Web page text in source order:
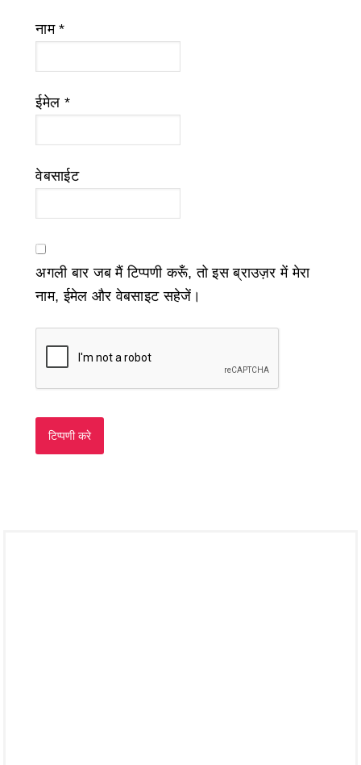
नाम*
ईमेल *
वेबसाईट
अगली बार जब मैं टिप्पणी करूँ, तो इस ब्राउज़र में मेरा
नाम, ईमेल और वेबसाइट सहेजें।